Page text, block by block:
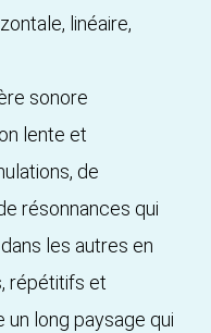
linéaire,
sonore
lente et
de
résonnances qui
les autres en
répétitifs et
long paysage qui